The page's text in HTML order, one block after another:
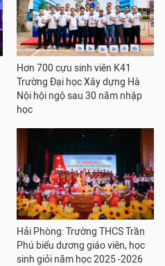
Hơn 700 cựu sinh viên K41
Trường Đại học Xây dựng Hà
Nội hội ngộ sau 30 năm nhập
học
Hải Phòng: Trường THCS Trần
Phú biểu dương giáo viên, học
sinh giỏi năm học 2025 -2026